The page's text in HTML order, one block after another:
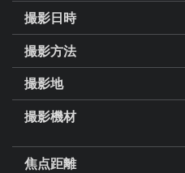
撮影日時
撮影方法
撮影地
撮影機材
焦点距離